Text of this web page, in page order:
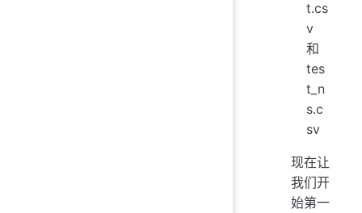
t.cs
v
和
tes
t_n
s.c
sv
现在让
我们开
始第一